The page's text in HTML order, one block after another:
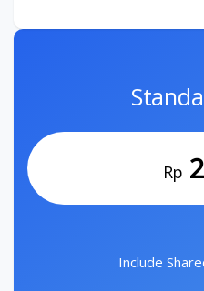
Rp
Include